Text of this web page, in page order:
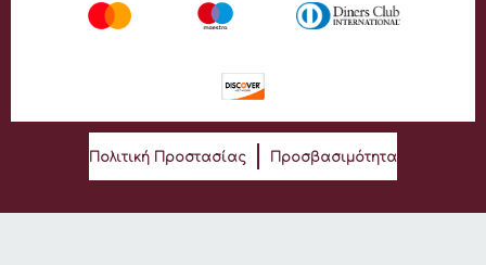
Πολιτική Προστασίας Προσβασιμότητα